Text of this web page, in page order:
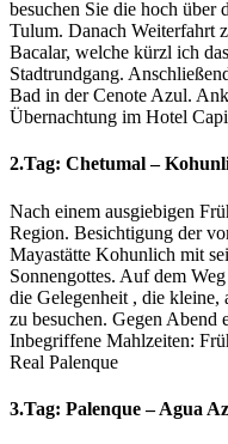
besuchen Sie die hoch über
Tulum. Danach Weiterfahrt
Bacalar, welche kürzl ich
Stadtrundgang.
Bad in der Cenote Azul.
Übernachtung im Hotel
2.Tag: Chetumal –
Nach einem ausgiebigen
Region. Besichtigung der
Mayastätte Kohunlich mit
Sonnengottes. Auf dem
die Gelegenheit , die kleine,
zu besuchen. Gegen Abend
Inbegriffene Mahlzeiten:
Real Palenque
3.Tag: Palenque – Agua